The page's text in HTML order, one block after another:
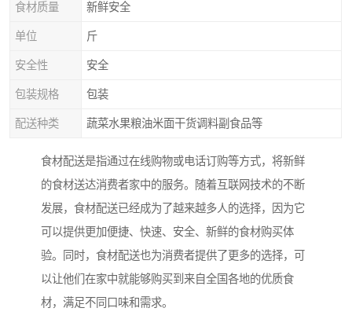
食材质量 新鲜安全
单位 斤
安全性 安全
包装规格 包装
配送种类 蔬菜水果粮油米面干货调料副食品等
食材配送是指通过在线购物或电话订购等方式，将新鲜
的食材送达消费者家中的服务。随着互联网技术的不断
发展，食材配送已经成为了越来越多人的选择，因为它
可以提供更加便捷、快速、安全、新鲜的食材购买体
验。同时，食材配送也为消费者提供了更多的选择，可
以让他们在家中就能够购买到来自全国各地的优质食
材，满足不同口味和需求。